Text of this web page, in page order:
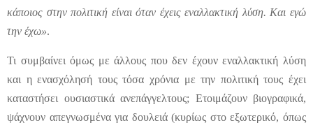
κάποιος στην πολιτική είναι όταν έχεις εναλλακτική λύση. Και εγώ
την έχω».
Τι συμβαίνει όμως με άλλους που δεν έχουν εναλλακτική λύση
και η ενασχόλησή τους τόσα χρόνια με την πολιτική τους έχει
καταστήσει ουσιαστικά ανεπάγγελτους; Ετοιμάζουν βιογραφικά,
ψάχνουν απεγνωσμένα για δουλειά (κυρίως στο εξωτερικό, όπως